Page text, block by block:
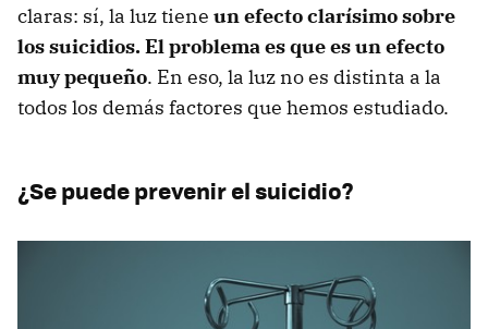
claras: sí, la luz tiene un efecto clarísimo sobre
los suicidios. El problema es que es un efecto
muy pequeño. En eso, la luz no es distinta a la
todos los demás factores que hemos estudiado.
¿Se puede prevenir el suicidio?